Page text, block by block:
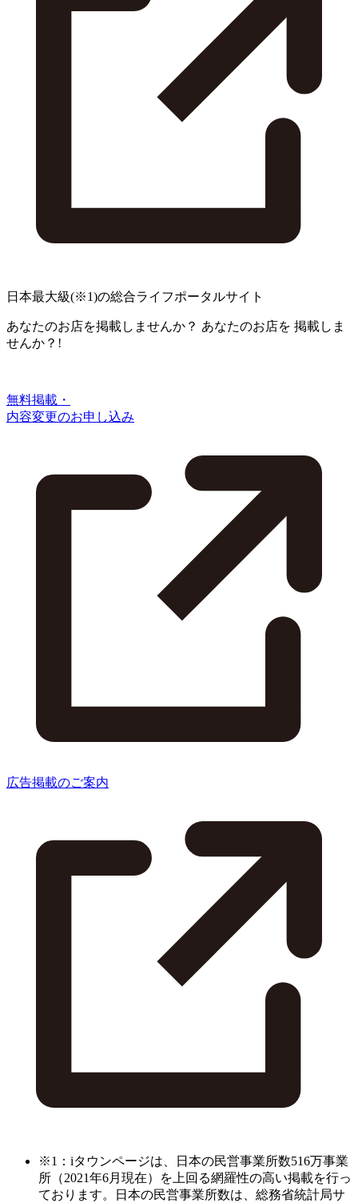
日本最大級(※1)の総合ライフポータルサイト
あなたのお店を掲載しませんか？ あなたのお店を 掲載しま
せんか？!
無料掲載・
内容変更のお申し込み
広告掲載のご案内
※1：iタウンページは、日本の民営事業所数516万事業
所（2021年6月現在）を上回る網羅性の高い掲載を行っ
ております。日本の民営事業所数は、総務省統計局サ